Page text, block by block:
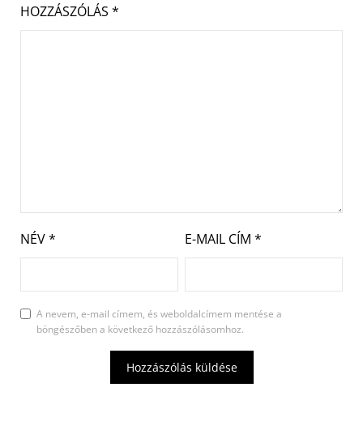
HOZZÁSZÓLÁS *
NÉV* E-MAIL CÍM *
A nevem, e-mail címem, és weboldalcímem mentése a
böngészőben a következő hozzászólásomhoz.